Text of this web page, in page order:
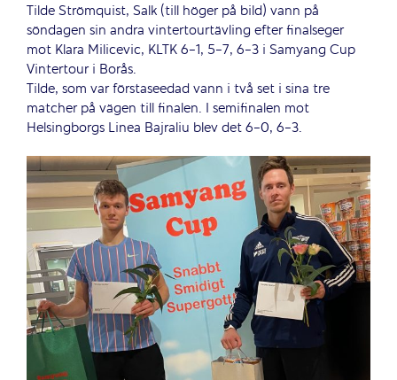
Tilde Strömquist, Salk (till höger på bild) vann på
söndagen sin andra vintertourtävling efter finalseger
mot Klara Milicevic, KLTK 6-1, 5-7, 6-3 i Samyang Cup
Vintertour i Borås.
Tilde, som var förstaseedad vann i två set i sina tre
matcher på vägen till finalen. I semifinalen mot
Helsingborgs Linea Bajraliu blev det 6-0, 6-3.